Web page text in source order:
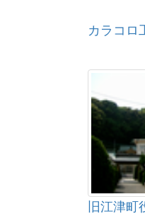
カラコロ
旧江津町